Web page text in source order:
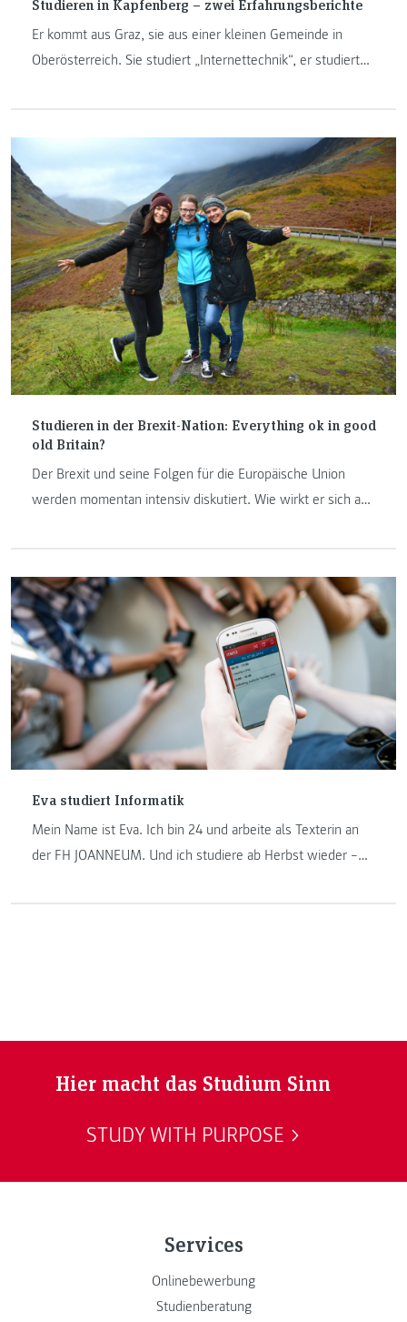
Studieren in Kapfenberg – zwei Erfahrungsberichte
Er kommt aus Graz, sie aus einer kleinen Gemeinde in
Oberösterreich. Sie studiert „Internettechnik“, er studiert
verbringen in den kommenden drei Jahren viel Zeit in
Kapfenberg – nämlich an der FH JOANNEUM, an der sie ihr
Studium absolvieren.
Studieren in der Brexit-Nation: Everything ok in good
old Britain?
Der Brexit und seine Folgen für die Europäische Union
werden momentan intensiv diskutiert. Wie wirkt er sich auf
Erfahrungen und den Studienalltag gesprochen.
Eva studiert Informatik
Mein Name ist Eva. Ich bin 24 und arbeite als Texterin an
der FH JOANNEUM. Und ich studiere ab Herbst wieder –
Hier macht das Studium Sinn
STUDY WITH PURPOSE
Services
Onlinebewerbung
Studienberatung